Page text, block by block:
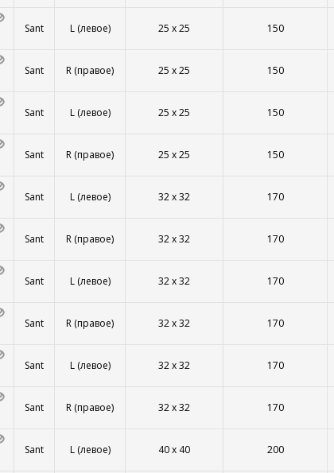
Sant L (левое) 25 x 25 150
Sant R (правое) 25 x 25 150
Sant L (левое) 25 x 25 150
Sant R (правое) 25 x 25 150
Sant L (левое) 32 x 32 170
Sant R (правое) 32 x 32 170
Sant L (левое) 32 x 32 170
Sant R (правое) 32 x 32 170
Sant L (левое) 32 x 32 170
Sant R (правое) 32 x 32 170
Sant L (левое) 40 x 40 200